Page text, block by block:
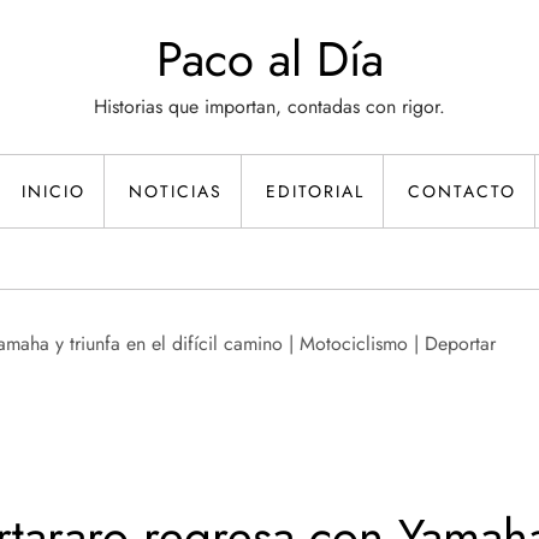
Paco al Día
Historias que importan, contadas con rigor.
INICIO NOTICIAS EDITORIAL CONTACTO